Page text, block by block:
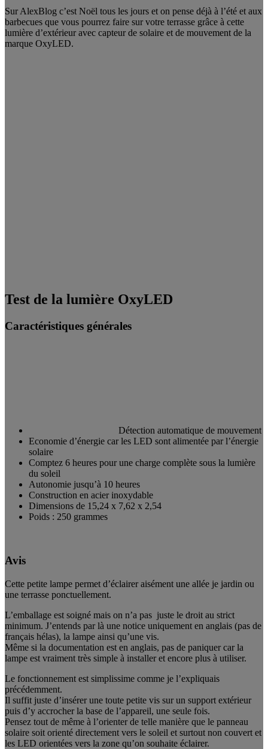
Sur AlexBlog c’est Noël tous les jours et on pense déjà à l’été et aux
barbecues que vous pourrez faire sur votre terrasse grâce à cette
lumière d’extérieur avec capteur de solaire et de mouvement de la
marque OxyLED.
Test de la lumière OxyLED
Caractéristiques générales
Détection automatique de mouvement
Economie d’énergie car les LED sont alimentée par l’énergie
solaire
Comptez 6 heures pour une charge complète sous la lumière
du soleil
Autonomie jusqu’à 10 heures
Construction en acier inoxydable
Dimensions de 15,24 x 7,62 x 2,54
Poids : 250 grammes
Avis
Cette petite lampe permet d’éclairer aisément une allée je jardin ou
une terrasse ponctuellement.
L’emballage est soigné mais on n’a pas juste le droit au strict
minimum. J’entends par là une notice uniquement en anglais (pas de
français hélas), la lampe ainsi qu’une vis.
Même si la documentation est en anglais, pas de paniquer car la
lampe est vraiment très simple à installer et encore plus à utiliser.
Le fonctionnement est simplissime comme je l’expliquais
précédemment.
Il suffit juste d’insérer une toute petite vis sur un support extérieur
puis d’y accrocher la base de l’appareil, une seule fois.
Pensez tout de même à l’orienter de telle manière que le panneau
solaire soit orienté directement vers le soleil et surtout non couvert et
les LED orientées vers la zone qu’on souhaite éclairer.